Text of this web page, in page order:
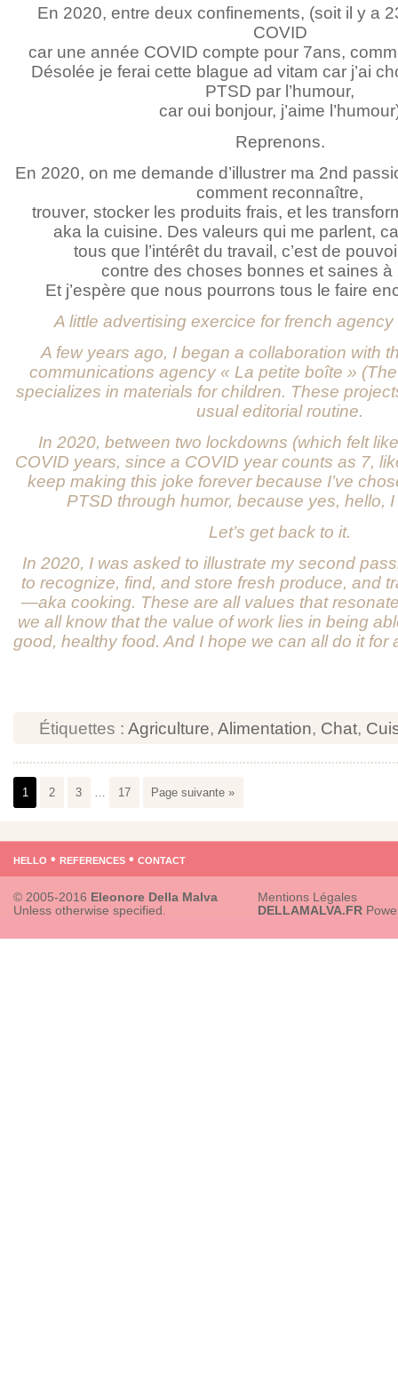
En 2020, entre deux confinements, (soit il y a
COVID
car une année COVID compte pour 7ans,
Désolée je ferai cette blague ad vitam car j’ai
PTSD par l’humour,
car oui bonjour, j’aime
Reprenons.
En 2020, on me demande d’illustrer ma 2nd
comment reconnaître,
trouver, stocker les produits frais, et les
aka la cuisine. Des valeurs qui me parlent,
tous que l’intérêt du travail, c’est de
contre des choses bonnes et saines à
Et j’espère que nous pourrons tous le faire
A little advertising exercice for french agency
A few years ago, I began a collaboration with
communications agency « La petite boîte »
specializes in materials for children. These
usual editorial routine.
In 2020, between two lockdowns (which felt
COVID years, since a COVID year counts as 7,
keep making this joke forever because I’ve
PTSD through humor, because yes, hello,
Let’s get back to it.
In 2020, I was asked to illustrate my second
to recognize, find, and store fresh produce, and
—aka cooking. These are all values ​​that
we all know that the value of work lies in being
good, healthy food. And I hope we can all do it for
Étiquettes : Agriculture, Alimentation, Chat,
1 2 3 … 17 Page suivante »
hello • references • contact
© 2005-2016 Eleonore Della Malva
Unless otherwise specified.
Mentions Légales
DELLAMALVA.FR